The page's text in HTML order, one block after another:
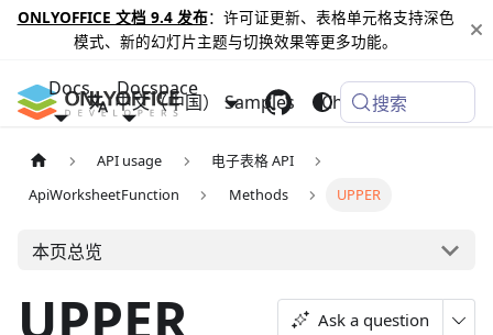
ONLYOFFICE 文档 9.4 发布：许可证更新、表格单元格支持深色
模式、新的幻灯片主题与切换效果等更多功能。
Docs Docspace
Samples Changelog
中文（中国） 搜索
API usage
电子表格 API
ApiWorksheetFunction
Methods UPPER
本页总览
UPPER Ask a question